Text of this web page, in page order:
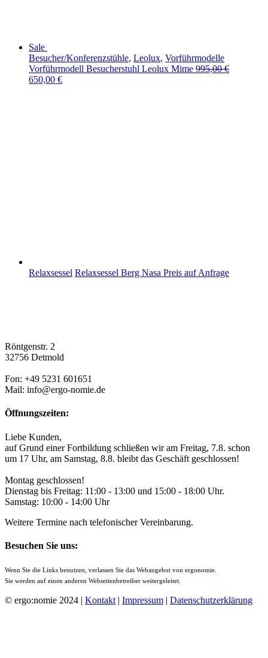
Sale
Besucher/Konferenzstühle, Leolux, Vorführmodelle
Vorführmodell Besucherstuhl Leolux Mime 995,00€
650,00 €
Relaxsessel Relaxsessel Berg Nasa Preis auf Anfrage
Röntgenstr. 2
32756 Detmold
Fon: +49 5231 601651
Mail: info@ergo-nomie.de
Öffnungszeiten:
Liebe Kunden,
auf Grund einer Fortbildung schließen wir am Freitag, 7.8. schon
um 17 Uhr, am Samstag, 8.8. bleibt das Geschäft geschlossen!
Montag geschlossen!
Dienstag bis Freitag: 11:00 - 13:00 und 15:00 - 18:00 Uhr.
Samstag: 10:00 - 14:00 Uhr
Weitere Termine nach telefonischer Vereinbarung.
Besuchen Sie uns:
Wenn Sie die Links benutzen, verlassen Sie das Webangebot von ergonomie.
Sie werden auf einen anderen Webseitenbetreiber weitergeleitet.
© ergo:nomie 2024 | Kontakt | Impressum | Datenschutzerklärung